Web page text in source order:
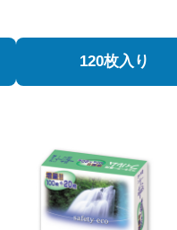
120枚入り